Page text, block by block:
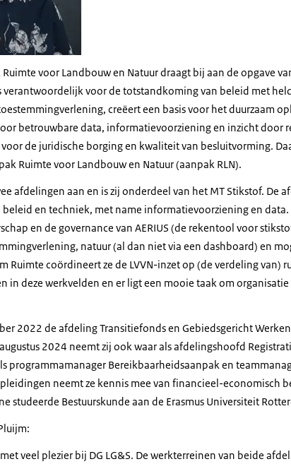
voor Landbouw en Natuur draagt bij aan de opgave
voor de totstandkoming van beleid met
creëert een basis voor het duurzaam
betrouwbare data, informatievoorziening en inzicht door
de juridische borging en kwaliteit van besluitvorming.
Ruimte voor Landbouw en Natuur (aanpak RLN).
afdelingen aan en is zij onderdeel van het MT Stikstof. De
beleid en techniek, met name informatievoorziening en
en de governance van AERIUS (de rekentool voor
natuur (al dan niet via een dashboard) en
Ruimte coördineert ze de LVVN-inzet op (de verdeling van)
in deze werkvelden en er ligt een mooie taak om
2022 de afdeling Transitiefonds en Gebiedsgericht
2024 neemt zij ook waar als afdelingshoofd
programmamanager Bereikbaarheidsaanpak en
neemt ze kennis mee van financieel-economisch
studeerde Bestuurskunde aan de Erasmus Universiteit
veel plezier bij DG LG&S. De werkterreinen van beide